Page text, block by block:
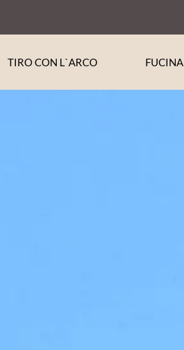
TIRO CON L`ARCO FUCINA